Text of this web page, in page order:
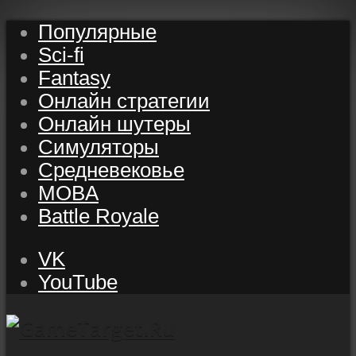
Популярные
Sci-fi
Fantasy
Онлайн стратегии
Онлайн шутеры
Симуляторы
Средневековье
MOBA
Battle Royale
VK
YouTube